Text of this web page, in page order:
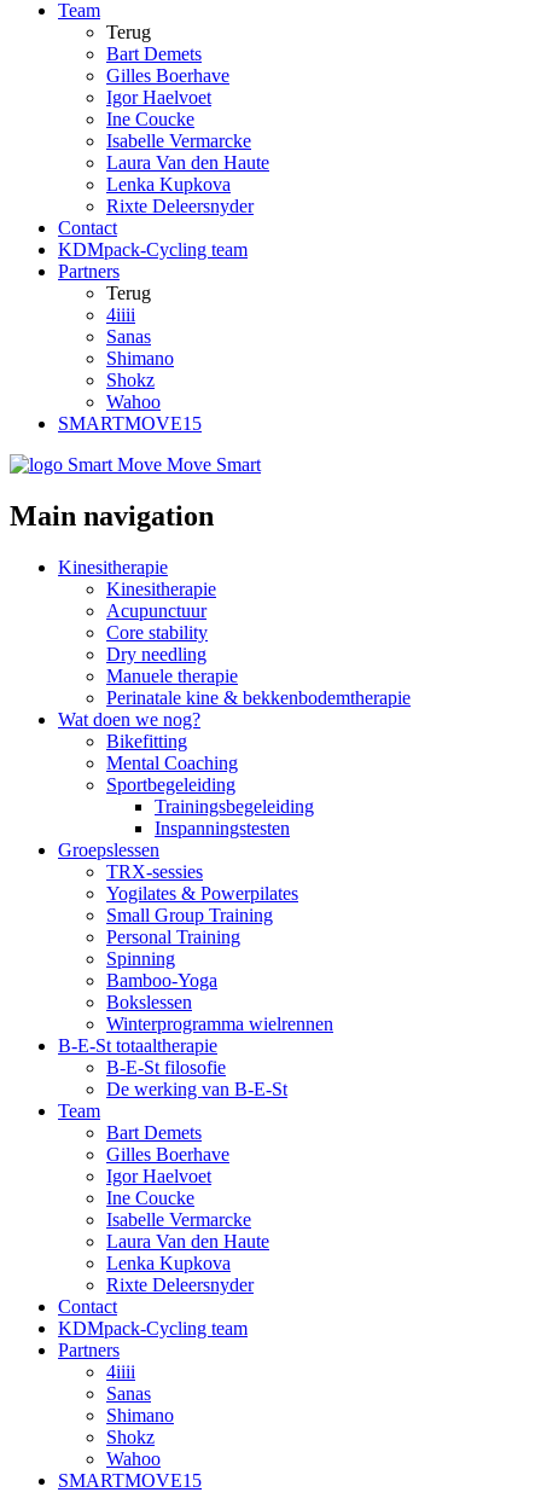
Team
Terug
Bart Demets
Gilles Boerhave
Igor Haelvoet
Ine Coucke
Isabelle Vermarcke
Laura Van den Haute
Lenka Kupkova
Rixte Deleersnyder
Contact
KDMpack-Cycling team
Partners
Terug
4iiii
Sanas
Shimano
Shokz
Wahoo
SMARTMOVE15
Main navigation
Kinesitherapie
Kinesitherapie
Acupunctuur
Core stability
Dry needling
Manuele therapie
Perinatale kine & bekkenbodemtherapie
Wat doen we nog?
Bikefitting
Mental Coaching
Sportbegeleiding
Trainingsbegeleiding
Inspanningstesten
Groepslessen
TRX-sessies
Yogilates & Powerpilates
Small Group Training
Personal Training
Spinning
Bamboo-Yoga
Bokslessen
Winterprogramma wielrennen
B-E-St totaaltherapie
B-E-St filosofie
De werking van B-E-St
Team
Bart Demets
Gilles Boerhave
Igor Haelvoet
Ine Coucke
Isabelle Vermarcke
Laura Van den Haute
Lenka Kupkova
Rixte Deleersnyder
Contact
KDMpack-Cycling team
Partners
4iiii
Sanas
Shimano
Shokz
Wahoo
SMARTMOVE15